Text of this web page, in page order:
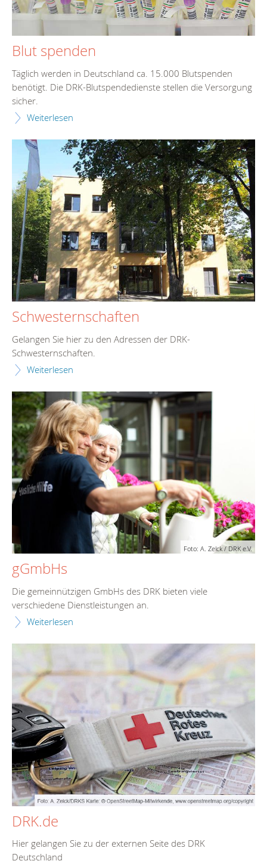
Blut spenden
Täglich werden in Deutschland ca. 15.000 Blutspenden
benötigt. Die DRK-Blutspendedienste stellen die Versorgung
sicher.
Weiterlesen
Schwesternschaften
Gelangen Sie hier zu den Adressen der DRK-
Schwesternschaften.
Weiterlesen
Foto: A. Zelck / DRK e.V.
gGmbHs
Die gemeinnützigen GmbHs des DRK bieten viele
verschiedene Dienstleistungen an.
Weiterlesen
DRK.de
Hier gelangen Sie zu der externen Seite des DRK
Deutschland